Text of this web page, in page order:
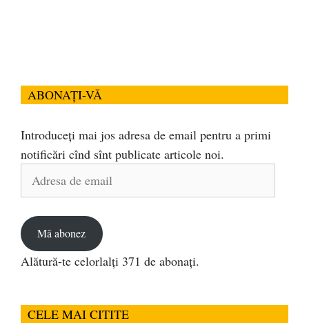
ABONAȚI-VĂ
Introduceți mai jos adresa de email pentru a primi
notificări cînd sînt publicate articole noi.
Mă abonez
Alătură-te celorlalți 371 de abonați.
CELE MAI CITITE